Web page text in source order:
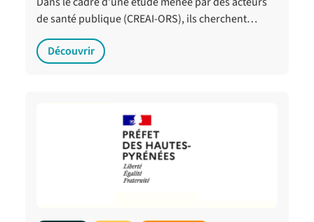
de santé publique (CREAI-ORS), ils cherchent…
Découvrir